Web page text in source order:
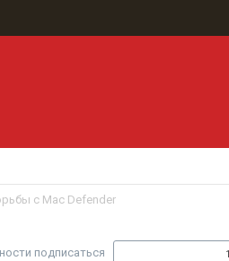
с Mac Defender
подписаться 1